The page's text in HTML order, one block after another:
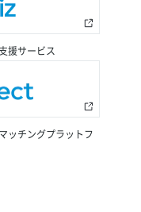
援サービス
ッチングプラットフ